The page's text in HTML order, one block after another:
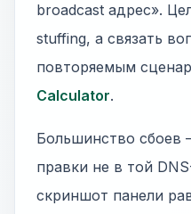
broadcast адрес».
stuffing, а связать
повторяемым
Calculator.
Большинство
правки не в той
скриншот панели